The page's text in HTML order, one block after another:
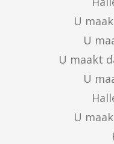
U maakt
U
U maakt
U
U maakt